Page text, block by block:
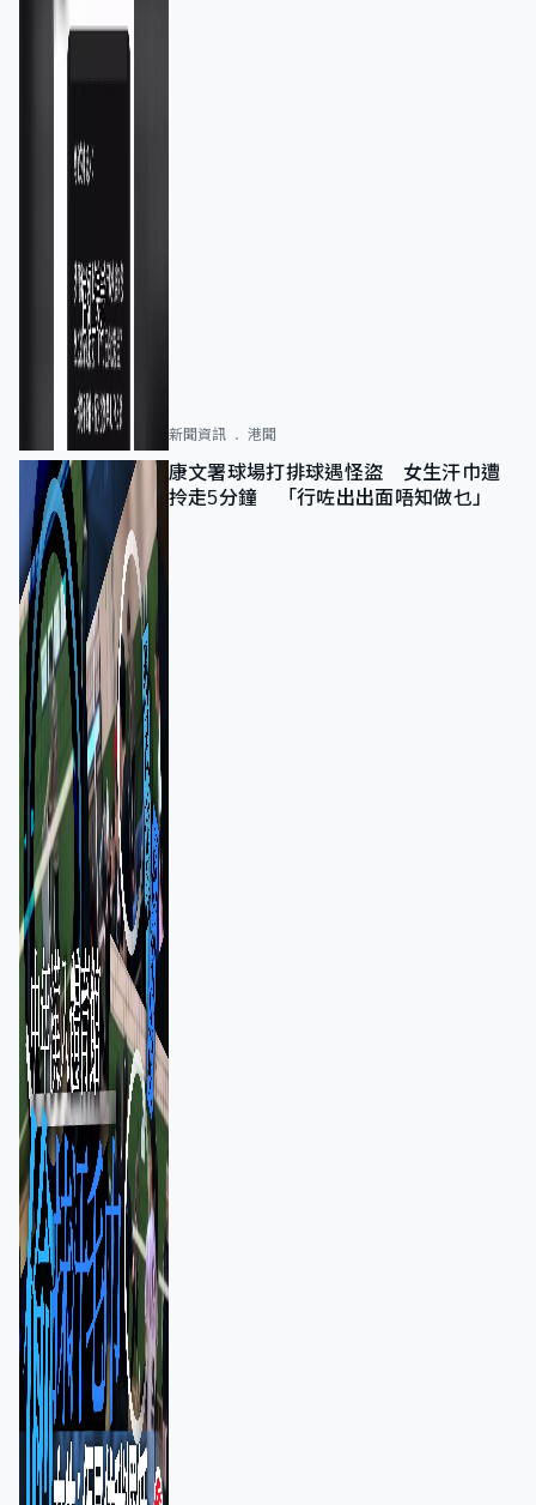
新聞資訊 港聞
康文署球場打排球遇怪盜 女生汗巾遭
拎走5分鐘 「行咗出出面唔知做乜」